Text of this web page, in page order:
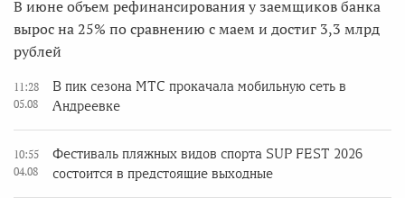
В июне объем рефинансирования у заемщиков банка
вырос на 25% по сравнению с маем и достиг 3,3 млрд
рублей
11:28
05.08
В пик сезона МТС прокачала мобильную сеть в
Андреевке
10:55
04.08
Фестиваль пляжных видов спорта SUP FEST 2026
состоится в предстоящие выходные